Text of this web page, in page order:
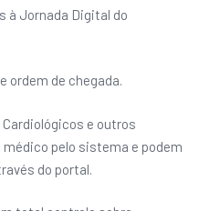
à Jornada Digital do
ordem de chegada.
e outros
pelo sistema e podem
do portal.